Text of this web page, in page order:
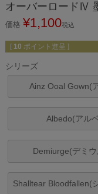
オーバーロードⅣ
価格 ¥1,100税込
[ 10 ポイント進呈 ]
シリーズ
Ainz Ooal Gown(
Albedo(アル
Demiurge(デミ
Shalltear Bloodfallen(